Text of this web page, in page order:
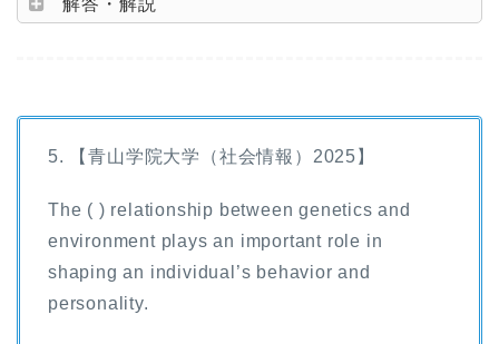
5. 【青山学院大学（社会情報）2025】
The ( ) relationship between genetics and
environment plays an important role in
shaping an individual’s behavior and
personality.